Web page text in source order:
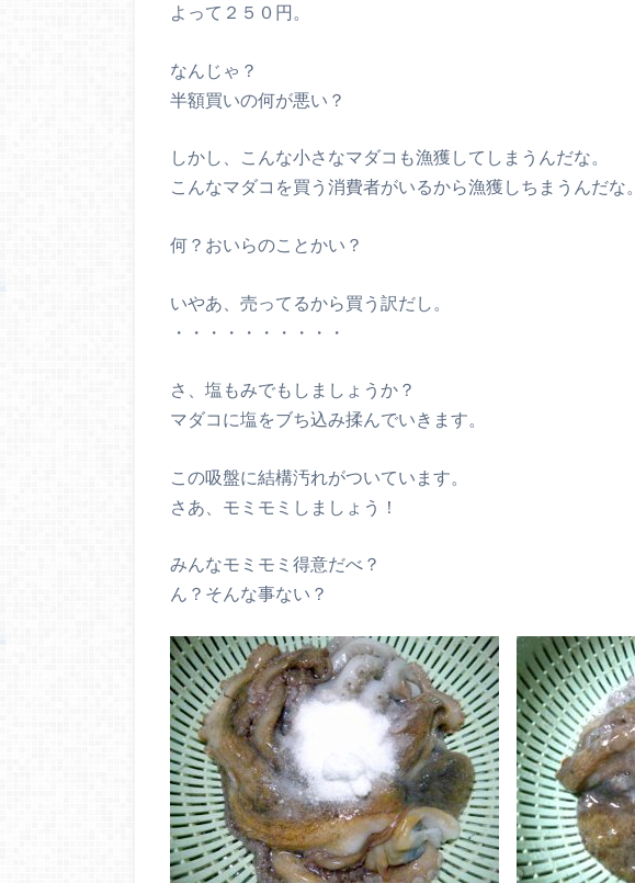
よって２５０円。
なんじゃ？
半額買いの何が悪い？
しかし、こんな小さなマダコも漁獲してしまうんだな。
こんなマダコを買う消費者がいるから漁獲しちまうんだな。
何？おいらのことかい？
いやあ、売ってるから買う訳だし。
・・・・・・・・・・
さ、塩もみでもしましょうか？
マダコに塩をブち込み揉んでいきます。
この吸盤に結構汚れがついています。
さあ、モミモミしましょう！
みんなモミモミ得意だべ？
ん？そんな事ない？